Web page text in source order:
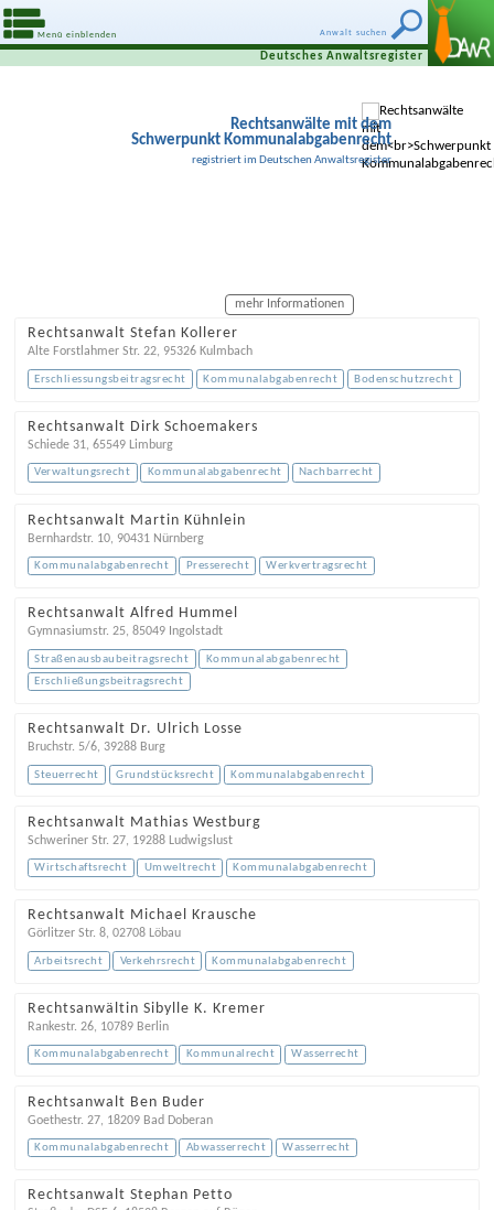
Anwalt suchen
Menü einblenden
Deutsches Anwaltsregister
Rechtsanwälte mit dem
Schwerpunkt Kommunalabgabenrecht
registriert im Deutschen Anwaltsregister
mehr Informationen
Rechtsanwalt Stefan Kollerer
Alte Forstlahmer Str. 22, 95326 Kulmbach
Erschliessungsbeitragsrecht Kommunalabgabenrecht Bodenschutzrecht
Rechtsanwalt Dirk Schoemakers
Schiede 31, 65549 Limburg
Verwaltungsrecht Kommunalabgabenrecht Nachbarrecht
Rechtsanwalt Martin Kühnlein
Bernhardstr. 10, 90431 Nürnberg
Kommunalabgabenrecht Presserecht Werkvertragsrecht
Rechtsanwalt Alfred Hummel
Gymnasiumstr. 25, 85049 Ingolstadt
Straßenausbaubeitragsrecht
Kommunalabgabenrecht
Erschließungsbeitragsrecht
Rechtsanwalt Dr. Ulrich Losse
Bruchstr. 5/6, 39288 Burg
Steuerrecht Grundstücksrecht Kommunalabgabenrecht
Rechtsanwalt Mathias Westburg
Schweriner Str. 27, 19288 Ludwigslust
Wirtschaftsrecht Umweltrecht Kommunalabgabenrecht
Rechtsanwalt Michael Krausche
Görlitzer Str. 8, 02708 Löbau
Arbeitsrecht Verkehrsrecht Kommunalabgabenrecht
Rechtsanwältin Sibylle K. Kremer
Rankestr. 26, 10789 Berlin
Kommunalabgabenrecht Kommunalrecht Wasserrecht
Rechtsanwalt Ben Buder
Goethestr. 27, 18209 Bad Doberan
Kommunalabgabenrecht Abwasserrecht Wasserrecht
Rechtsanwalt Stephan Petto